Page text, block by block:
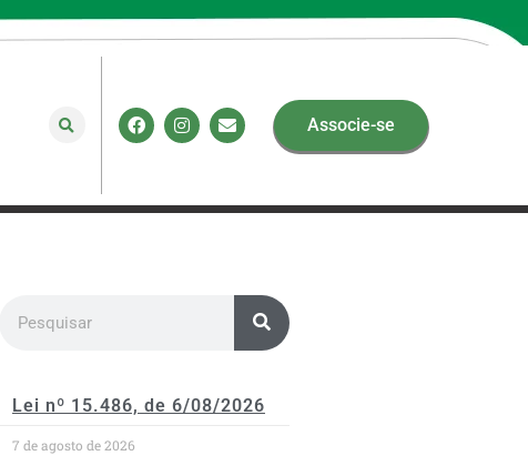
Associe-se
Lei nº 15.486, de 6/08/2026
7 de agosto de 2026